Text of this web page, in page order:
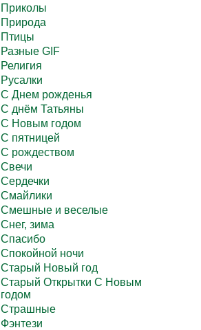
Приколы
Природа
Птицы
Разные GIF
Религия
Русалки
С Днем рожденья
С днём Татьяны
С Новым годом
С пятницей
С рождеством
Свечи
Сердечки
Смайлики
Смешные и веселые
Снег, зима
Спасибо
Спокойной ночи
Старый Новый год
Старый Открытки С Новым
годом
Страшные
Фэнтези